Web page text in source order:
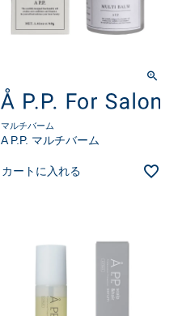
マルチバーム
A P.P. マルチバーム
カートに入れる